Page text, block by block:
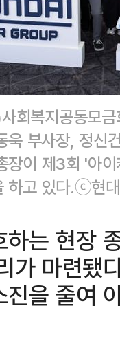
회복지공동모
욱 부사장, 정신
장이 제3회 '아
하고 있다.ⓒ현
는 현장
가 마련됐
을 줄여